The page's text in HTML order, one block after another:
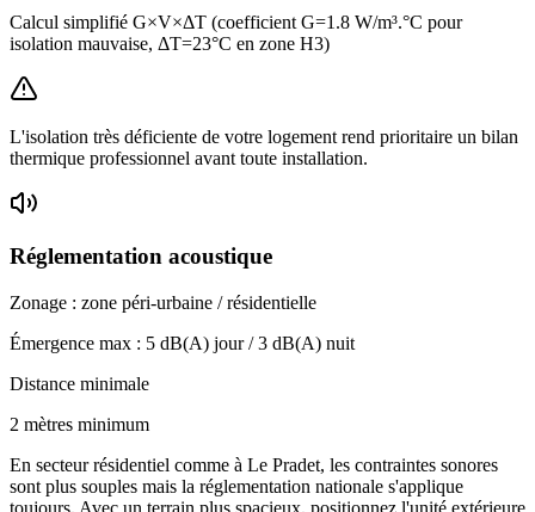
Calcul simplifié G×V×ΔT (coefficient G=1.8 W/m³.°C pour
isolation mauvaise, ΔT=23°C en zone H3)
L'isolation très déficiente de votre logement rend prioritaire un bilan
thermique professionnel avant toute installation.
Réglementation acoustique
Zonage : zone péri-urbaine / résidentielle
Émergence max : 5 dB(A) jour /3 dB(A) nuit
Distance minimale
2 mètres minimum
En secteur résidentiel comme à Le Pradet, les contraintes sonores
sont plus souples mais la réglementation nationale s'applique
toujours. Avec un terrain plus spacieux, positionnez l'unité extérieure